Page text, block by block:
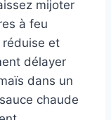
mijoter
à feu
réduise et
délayer
dans un
chaude